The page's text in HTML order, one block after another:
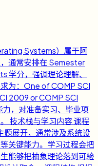
Systems）属于阿
通常安排在 Semester
学分，强调理论理解、
为：One of COMP SCI
2009 or COMP SCI
，对准备实习、毕业项
技术栈与学习内容 课程
展开，通常涉及系统设
关键能力。学习过程会把
能够把抽象理论落到可验